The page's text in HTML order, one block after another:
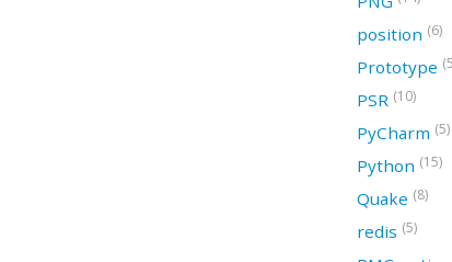
position (6)
Prototype
PSR (10)
PyCharm (5)
Python (15)
Quake (8)
redis (5)